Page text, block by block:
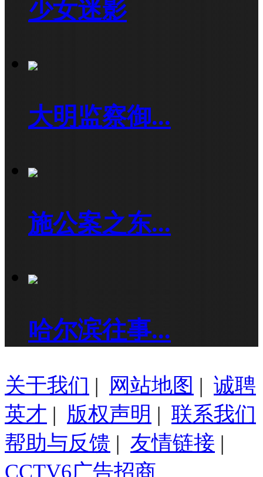
少女迷影
大明监察御...
施公案之东...
哈尔滨往事...
关于我们 | 网站地图 | 诚聘
英才 | 版权声明 | 联系我们
帮助与反馈 | 友情链接 |
CCTV6广告招商